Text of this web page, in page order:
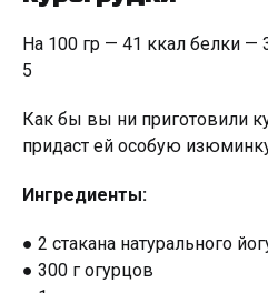
На 100 гр — 41 ккал белки
5
Как бы вы ни приготовили
придаст ей особую
Ингредиенты:
● 2 стакана натурального
● 300 г огурцов